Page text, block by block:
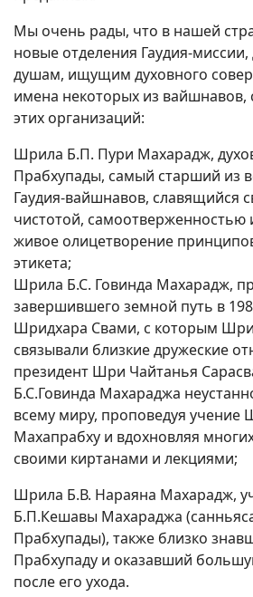
Мы очень рады, что в нашей
новые отделения Гаудия-
душам, ищущим духовного
имена некоторых из вайшнавов,
этих организаций:
Шрила Б.П. Пури Махарадж,
Прабхупады, самый старший из
Гаудия-вайшнавов, славящийся
чистотой, самоотверженностью
живое олицетворение
этикета;
Шрила Б.С. Говинда Махарадж,
завершившего земной путь в
Шридхара Свами, с которым
связывали близкие дружеские
президент Шри Чайтанья
Б.С.Говинда Махараджа
всему миру, проповедуя учение
Махапрабху и вдохновляя
своими киртанами и лекциями;
Шрила Б.В. Нараяна Махарадж,
Б.П.Кешавы Махараджа
Прабхупады), также близко
Прабхупаду и оказавший
после его ухода.